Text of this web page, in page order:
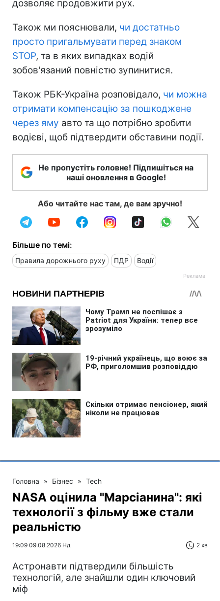
дозволяє продовжити рух.
Також ми пояснювали, чи достатньо
просто пригальмувати перед знаком
STOP, та в яких випадках водій
зобов'язаний повністю зупинитися.
Також РБК-Україна розповідало, чи можна
отримати компенсацію за пошкоджене
через яму авто та що потрібно зробити
водієві, щоб підтвердити обставини події.
Не пропустіть головне! Підпишіться на
наші оновлення в Google!
Або читайте нас там, де вам зручно!
Більше по темі:
Правила дорожнього руху ПДР Водії
Головна » Бізнес » Tech
NASA оцінила "Марсіанина": які
технології з фільму вже стали
реальністю
19:09 09.08.2026 Нд 2 хв
Астронавти підтвердили більшість
технологій, але знайшли один ключовий
міф